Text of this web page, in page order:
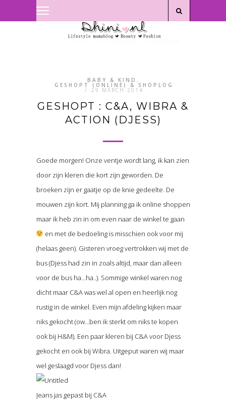
BABY & KIND ,
GESHOPT (ONLINE) & SHOPLOG
/ 29 MARCH 2014
GESHOPT : C&A, WIBRA &
ACTION (DJESS)
Goede morgen! Onze ventje wordt lang, ik kan zien
door zijn kleren die kort zijn geworden. De
broeken zijn er gaatje op de knie gedeelte. De
mouwen zijn kort. Mij planning ga ik online shoppen
maar ik heb zin in om even naar de winkel te gaan
en met de bedoeling is misschien ook voor mij
(helaas geen). Gisteren vroeg vertrokken wij met de
bus (Djess had zin in zoals altijd, maar dan alleen
voor de bus ha…ha..). Sommige winkel waren nog
dicht maar C&A was wel al open en heerlijk nog
rustig in de winkel. Even mijn afdeling kijken maar
niks gekocht (ow…ben ik sterkt om niks te kopen
ook bij H&M). Een paar kleren bij C&A voor Djess
gekocht en ook bij Wibra. Uitgeput waren wij maar
wel geslaagd voor Djess dan!
Jeans jas gepast bij C&A